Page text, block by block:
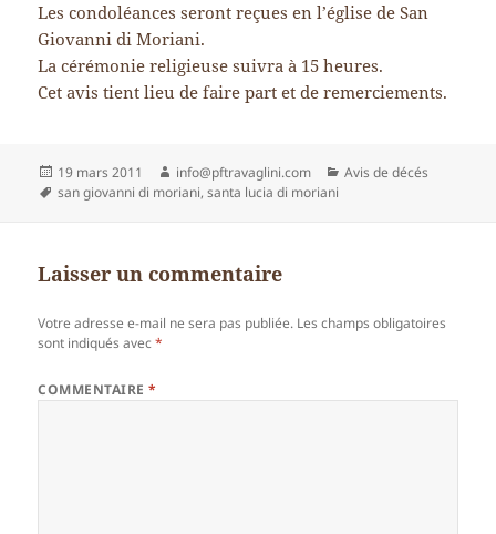
Les condoléances seront reçues en l’église de San
Giovanni di Moriani.
La cérémonie religieuse suivra à 15 heures.
Cet avis tient lieu de faire part et de remerciements.
Publié
le
19 mars 2011 Auteur
info@pftravaglini.com Catégories
Avis de décés
Mots-
san giovanni di moriani,santa lucia di moriani
Laisser un commentaire
Votre adresse e-mail ne sera pas publiée. Les champs obligatoires
sont indiqués avec*
COMMENTAIRE*